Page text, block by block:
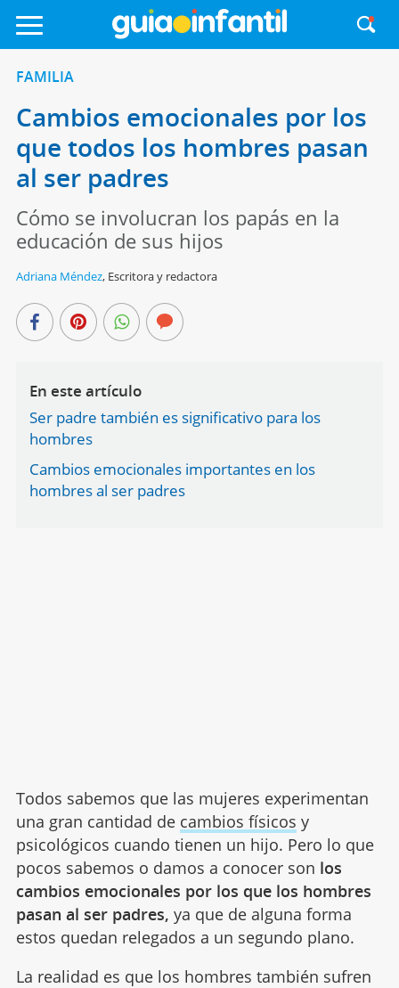
FAMILIA
Cambios emocionales por los
que todos los hombres pasan
al ser padres
Cómo se involucran los papás en la
educación de sus hijos
Adriana Méndez, Escritora y redactora
En este artículo
Ser padre también es significativo para los
hombres
Cambios emocionales importantes en los
hombres al ser padres
Todos sabemos que las mujeres experimentan
una gran cantidad de cambios físicos y
psicológicos cuando tienen un hijo. Pero lo que
pocos sabemos o damos a conocer son los
cambios emocionales por los que los hombres
pasan al ser padres, ya que de alguna forma
estos quedan relegados a un segundo plano.
La realidad es que los hombres también sufren